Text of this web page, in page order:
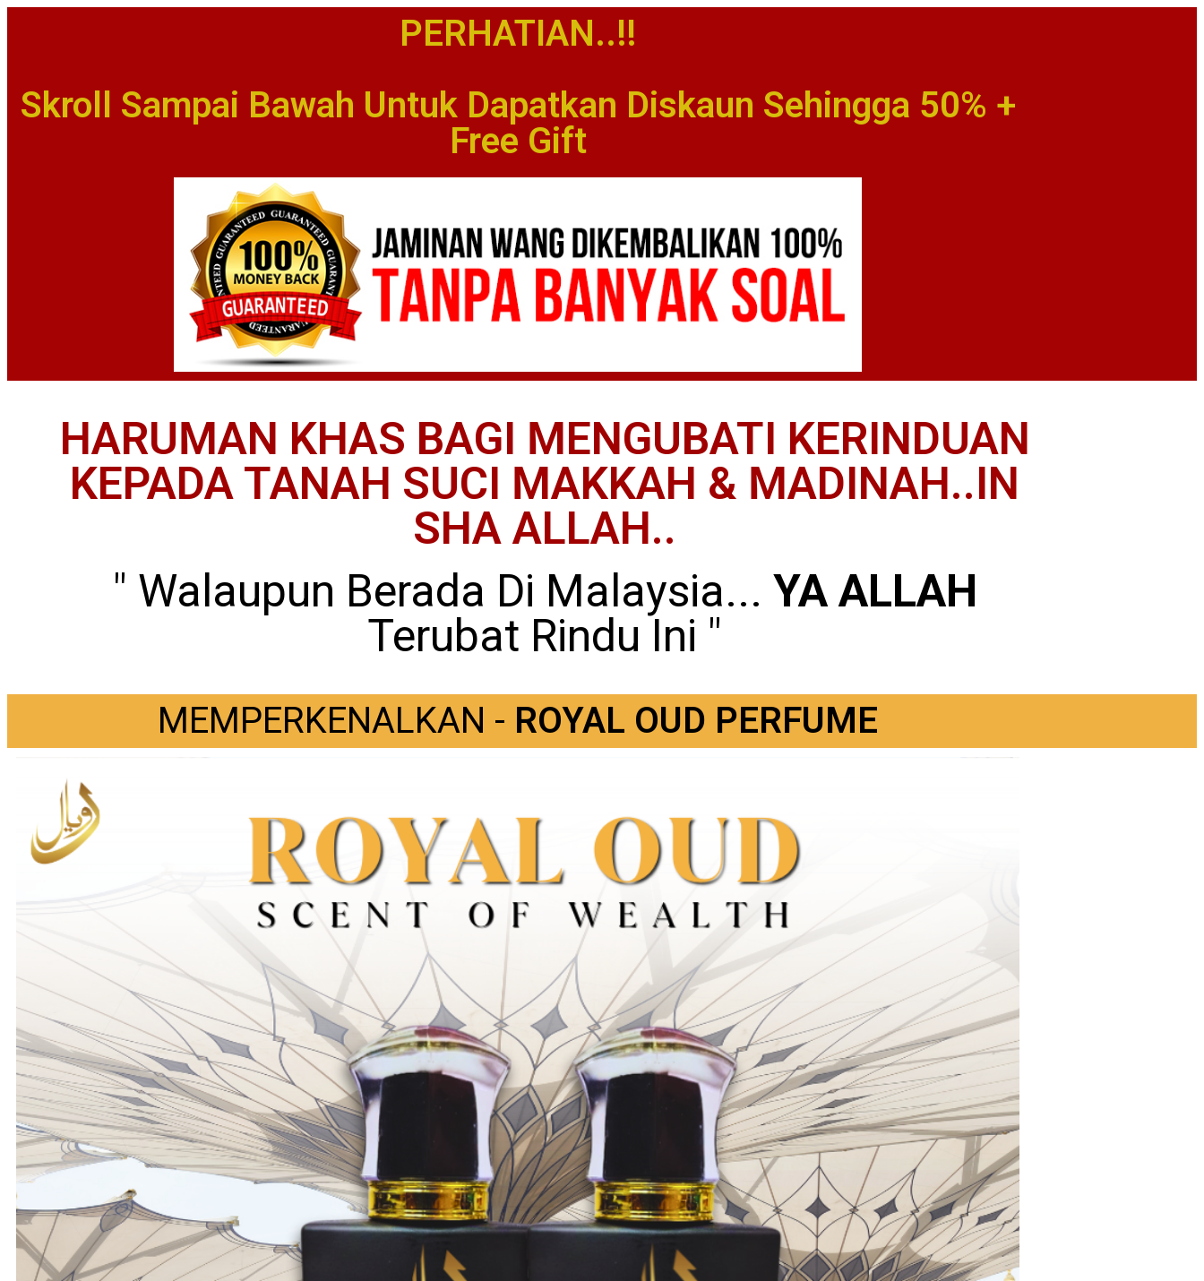
PERHATIAN..!!
Skroll Sampai Bawah Untuk Dapatkan Diskaun Sehingga 50% +
Free Gift
HARUMAN KHAS BAGI MENGUBATI KERINDUAN
KEPADA TANAH SUCI MAKKAH & MADINAH..IN
SHA ALLAH..
" Walaupun Berada Di Malaysia... YA ALLAH
Terubat Rindu Ini "
MEMPERKENALKAN - ROYAL OUD PERFUME